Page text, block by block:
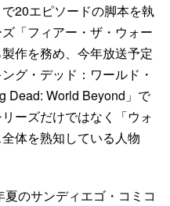
20エピソードの脚本を執
「フィアー・ザ・ウォー
作を務め、今年放送予定
グ・デッド：ワールド・
Dead: World Beyond」で
ーズだけではなく「ウォ
体を熟知している人物
のサンディエゴ・コミコ